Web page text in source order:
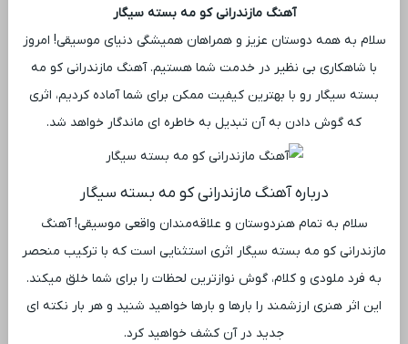
آهنگ مازندرانی کو مه بسته سیگار
سلام به همه دوستان عزیز و همراهان همیشگی دنیای موسیقی! امروز
با شاهکاری بی ‌نظیر در خدمت شما هستیم. آهنگ مازندرانی کو مه
بسته سیگار رو با بهترین کیفیت ممکن برای شما آماده کردیم، اثری
که گوش دادن به آن تبدیل به خاطره ‌ای ماندگار خواهد شد.
درباره آهنگ مازندرانی کو مه بسته سیگار
سلام به تمام هنردوستان و علاقه‌مندان واقعی موسیقی! آهنگ
مازندرانی کو مه بسته سیگار اثری استثنایی است که با ترکیب منحصر
به فرد ملودی و کلام، گوش نوازترین لحظات را برای شما خلق میکند.
این اثر هنری ارزشمند را بارها و بارها خواهید شنید و هر بار نکته ‌ای
جدید در آن کشف خواهید کرد.